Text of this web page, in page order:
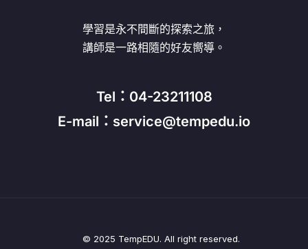
學習是永不間斷的探索之旅，
講師是一路相隨的好友嚮導。
Tel：04-23211108
E-mail：service@tempedu.io
© 2025 TempEDU. All right reserved.